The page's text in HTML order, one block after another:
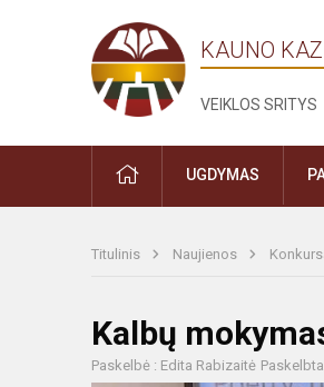
KAUNO
VEIKLOS SRITYS
PRADŽIAUGDYMAS
Titulinis Naujienos
Kalbų
Paskelbė : Edita Rabizaitė